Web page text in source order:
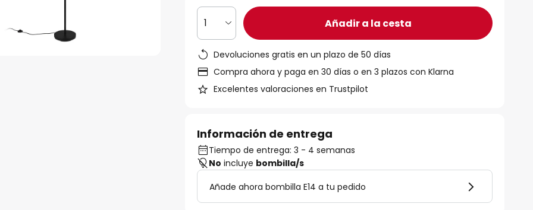
1 Añadir a la cesta
Devoluciones gratis en un plazo de 50 días
Compra ahora y paga en 30 días o en 3 plazos con Klarna
Excelentes valoraciones en Trustpilot
Información de entrega
Tiempo de entrega: 3 - 4 semanas
No incluye bombilla/s
Añade ahora bombilla E14 a tu pedido